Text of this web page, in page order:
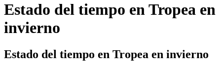
Estado del tiempo en Tropea en
invierno
Estado del tiempo en Tropea en invierno